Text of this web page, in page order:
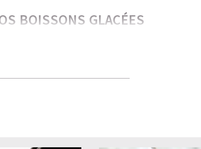
BOISSONS GLACÉES
ont tout pour plaire aux
caféiné réinventé — bon